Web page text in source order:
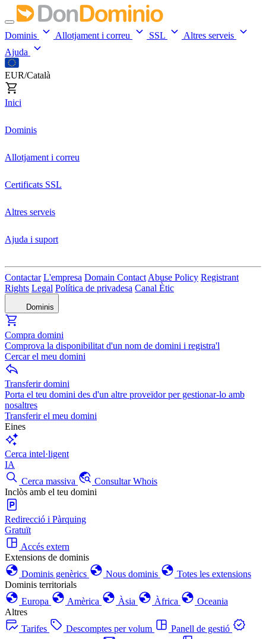
Dominis Allotjament i correu SSL
Altres serveis
Ajuda
EUR/Català
Inici
Dominis
Allotjament i correu
Certificats SSL
Altres serveis
Ajuda i suport
Contactar L'empresa Domain Contact Abuse Policy Registrant
Rights Legal Política de privadesa Canal Ètic
Dominis
Compra domini
Comprova la disponibilitat d'un nom de domini i registra'l
Cercar el meu domini
Transferir domini
Porta el teu domini des d'un altre proveïdor per gestionar-lo amb
nosaltres
Transferir el meu domini
Eines
Cerca intel·ligent
IA
Cerca massiva
Consultar Whois
Inclòs amb el teu domini
Redirecció i Pàrquing
Gratuït
Accés extern
Extensions de dominis
Dominis genèrics
Nous dominis
Totes les extensions
Dominis territorials
Europa
Amèrica Àsia Àfrica
Oceania
Altres
Tarifes
Descomptes per volum
Panell de gestió